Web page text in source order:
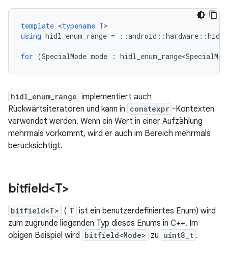
template <typename T
using hidl_enum_range = ::android ::hardware ::
for (SpecialMode mode :
hidl_enum_range implementiert auch
Rückwärtsiteratoren und kann in constexpr -Kontexten
verwendet werden. Wenn ein Wert in einer Aufzählung
mehrmals vorkommt, wird er auch im Bereich mehrmals
berücksichtigt.
bitfield<T>
bitfield<T> ( T ist ein benutzerdefiniertes Enum) wird
zum zugrunde liegenden Typ dieses Enums in C++. Im
obigen Beispiel wird bitfield<Mode> zu uint8_t .